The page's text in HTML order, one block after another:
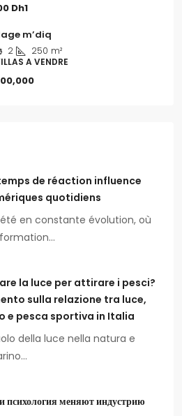
Dh1
m’diq
2 250 m²
A VENDRE
de réaction influence
quotidiens
en constante évolution, où
la luce per attirare i pesci?
sulla relazione tra luce,
e pesca sportiva in Italia
della luce nella natura e
психология меняют индустрию